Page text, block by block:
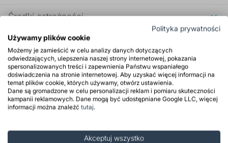
Środki ostrożności
Opinie
Powiązane posty
Polecane produkty
Polityka prywatności
Używamy plików cookie
Możemy je zamieścić w celu analizy danych dotyczących
odwiedzających, ulepszenia naszej strony internetowej, pokazania
spersonalizowanych treści i zapewnienia Państwu wspaniałego
doświadczenia na stronie internetowej. Aby uzyskać więcej informacji na
temat plików cookie, których używamy, otwórz ustawienia.
Dane są gromadzone w celu personalizacji reklam i pomiaru skuteczności
kampanii reklamowych. Dane mogą być udostępniane Google LLC, więcej
informacji można znaleźć tutaj.
Akceptuj wszystko